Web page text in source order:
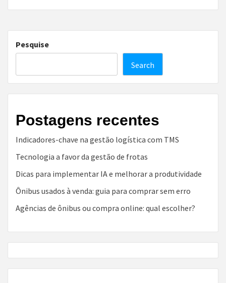
Pesquise
Search
Postagens recentes
Indicadores-chave na gestão logística com TMS
Tecnologia a favor da gestão de frotas
Dicas para implementar IA e melhorar a produtividade
Ônibus usados à venda: guia para comprar sem erro
Agências de ônibus ou compra online: qual escolher?